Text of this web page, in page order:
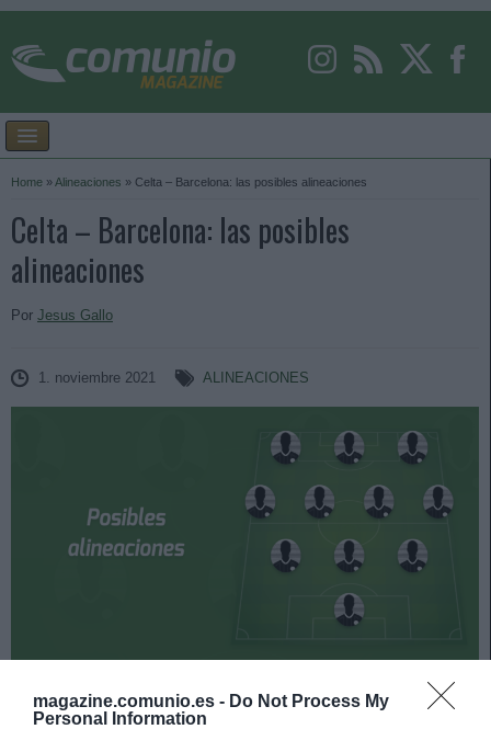
magazine.comunio.es - Do Not Process My
Personal Information
Home »Alineaciones » Celta – Barcelona: las posibles alineaciones
Celta – Barcelona: las posibles
alineaciones
Por Jesus Gallo
1. noviembre 2021 ALINEACIONES
Celta y Barcelona se enfrentan el 6 de noviembre a las
16:15 horas. ¿Quién jugará en los locales? ¿Cuál será la